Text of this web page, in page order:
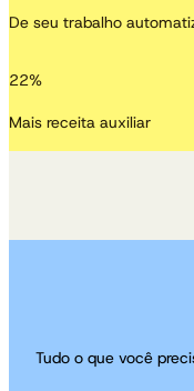
De seu trabalho
22%
Mais receita auxiliar
Tudo o que você